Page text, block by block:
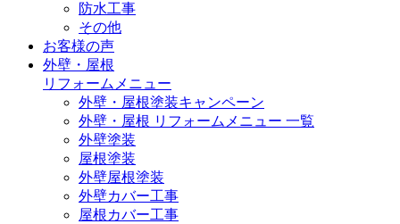
防水工事
その他
お客様の声
外壁・屋根
リフォームメニュー
外壁・屋根塗装キャンペーン
外壁・屋根 リフォームメニュー 一覧
外壁塗装
屋根塗装
外壁屋根塗装
外壁カバー工事
屋根カバー工事